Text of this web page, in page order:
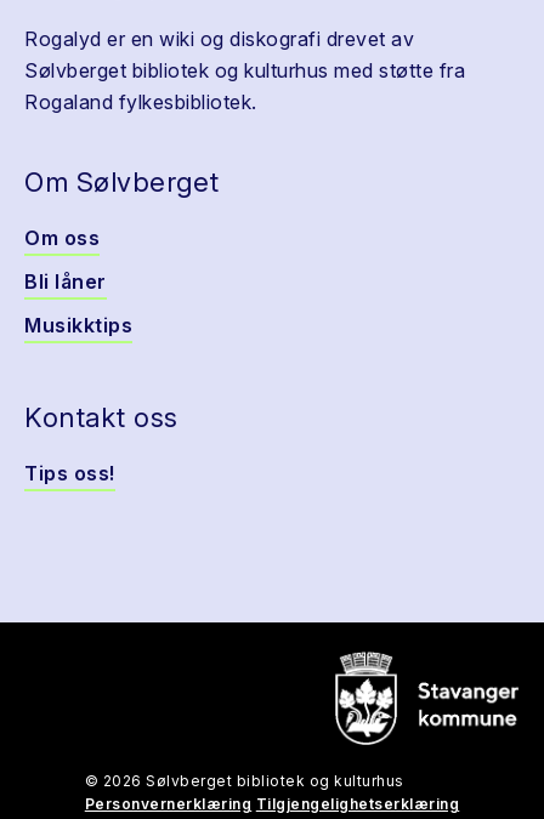
Rogalyd er en wiki og diskografi drevet av
Sølvberget bibliotek og kulturhus med støtte fra
Rogaland fylkesbibliotek.
Om Sølvberget
Om oss
Bli låner
Musikktips
Kontakt oss
Tips oss!
© 2026 Sølvberget bibliotek og kulturhus
Personvernerklæring Tilgjengelighetserklæring